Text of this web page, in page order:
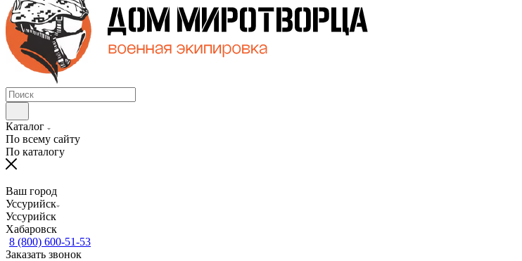
Каталог
По всему сайту
По каталогу
Ваш город
Уссурийск
Уссурийск
Хабаровск
8 (800) 600-51-53
Заказать звонок